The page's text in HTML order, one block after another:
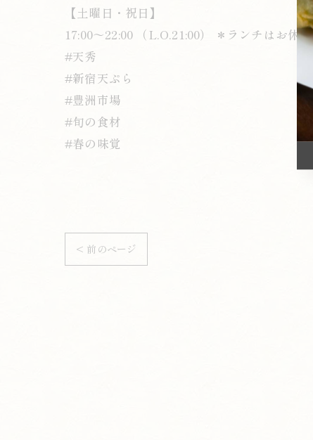
【土曜日・祝日】
17:00～22:00 （L.O.21:00） ＊ランチはお休み
#天秀
#新宿天ぷら
#豊洲市場
#旬の食材
#春の味覚
< 前のページ